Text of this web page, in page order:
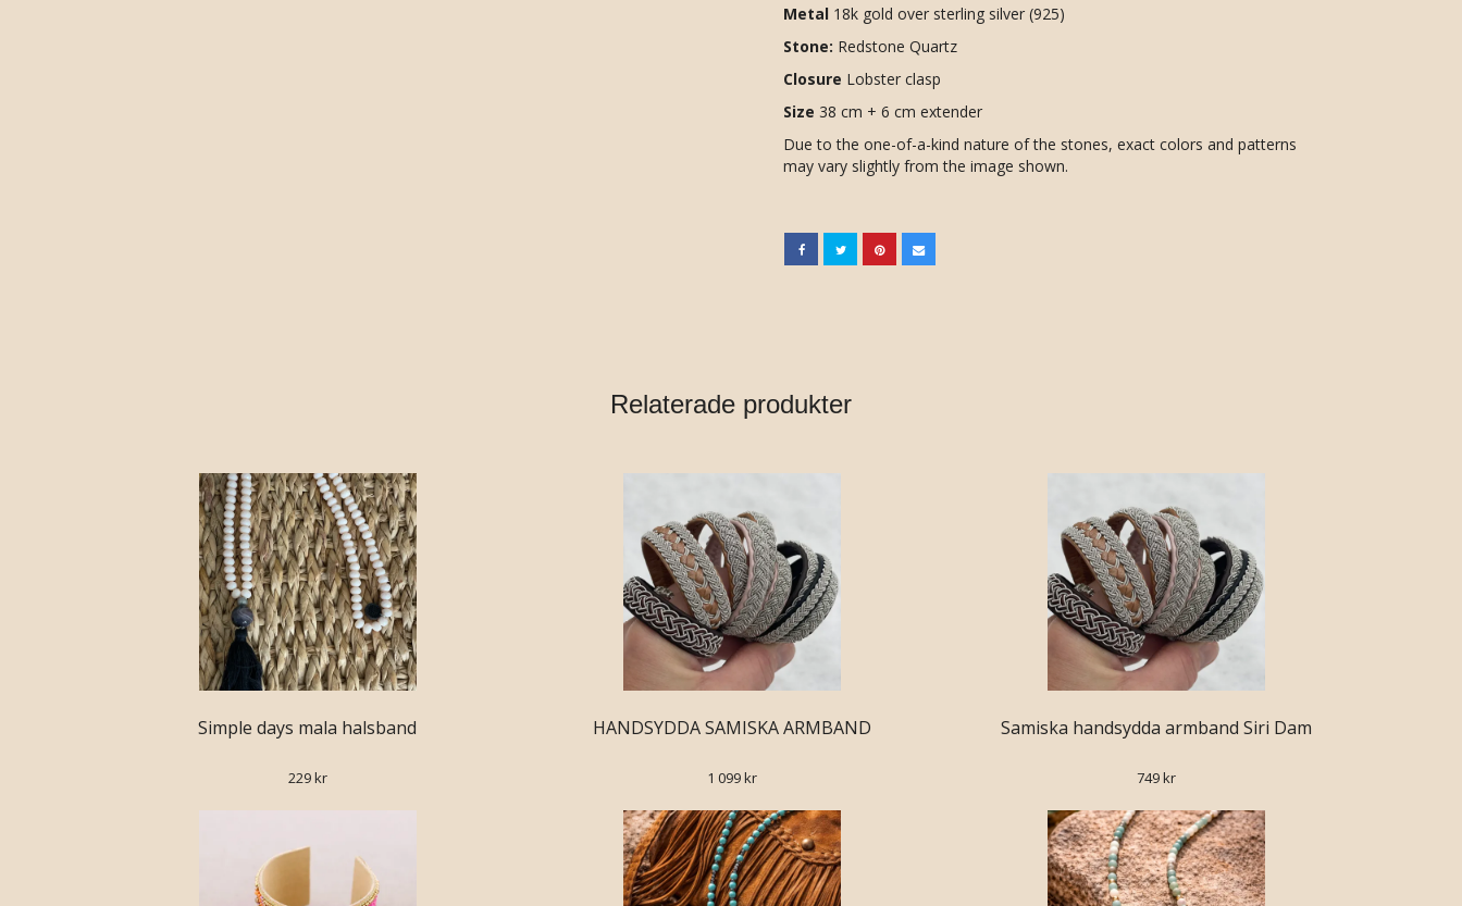
Metal 18k gold over sterling silver (925)
Stone: Redstone Quartz
Closure Lobster clasp
Size 38 cm + 6 cm extender
Due to the one-of-a-kind nature of the stones, exact colors and patterns
may vary slightly from the image shown.
Relaterade produkter
Simple days mala halsband
229 kr
HANDSYDDA SAMISKA ARMBAND
1 099 kr
Samiska handsydda armband Siri Dam
749 kr